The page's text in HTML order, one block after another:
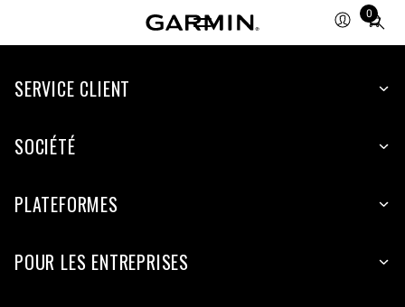
0
Total
SERVICE CLIENT
SOCIÉTÉ
PLATEFORMES
POUR LES ENTREPRISES